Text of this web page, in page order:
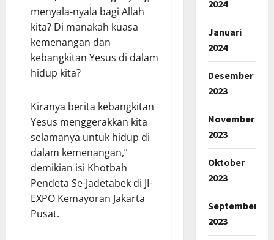
menyala-nyala bagi Allah
kita? Di manakah kuasa
kemenangan dan
kebangkitan Yesus di dalam
hidup kita?
Kiranya berita kebangkitan
Yesus menggerakkan kita
selamanya untuk hidup di
dalam kemenangan,”
demikian isi Khotbah
Pendeta Se-Jadetabek di JI-
EXPO Kemayoran Jakarta
Pusat.
2024
Januari
2024
Desember
2023
November
2023
Oktober
2023
September
2023